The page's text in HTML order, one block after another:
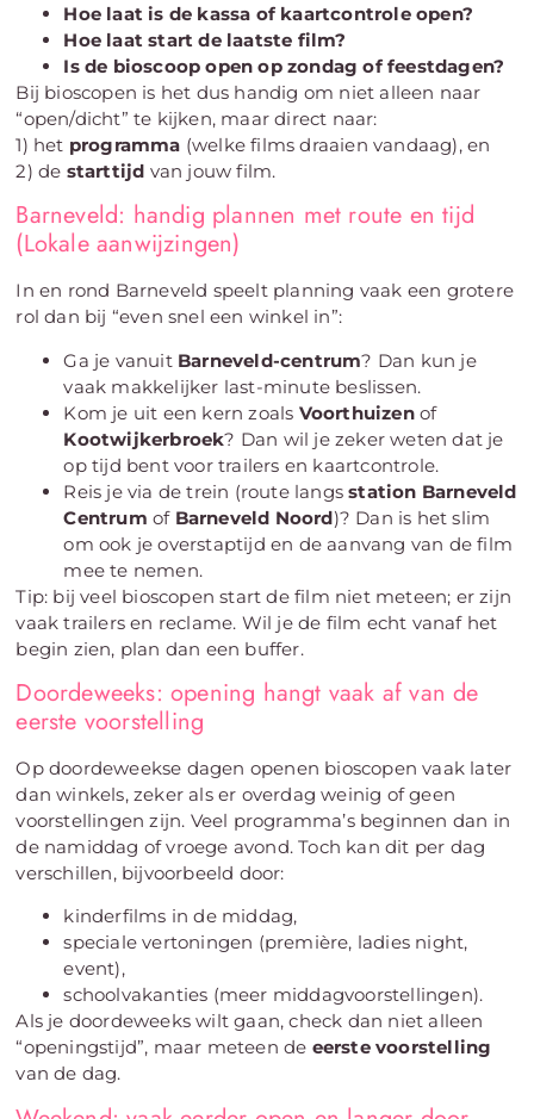
Hoe laat is de kassa of kaartcontrole open?
Hoe laat start de laatste film?
Is de bioscoop open op zondag of feestdagen?
Bij bioscopen is het dus handig om niet alleen naar
“open/dicht” te kijken, maar direct naar:
1) het programma (welke films draaien vandaag), en
2) de starttijd van jouw film.
Barneveld: handig plannen met route en tijd
(Lokale aanwijzingen)
In en rond Barneveld speelt planning vaak een grotere
rol dan bij “even snel een winkel in”:
Ga je vanuit Barneveld-centrum? Dan kun je
vaak makkelijker last-minute beslissen.
Kom je uit een kern zoals Voorthuizenof
Kootwijkerbroek? Dan wil je zeker weten dat je
op tijd bent voor trailers en kaartcontrole.
Reis je via de trein (route langsstation Barneveld
Centrum of Barneveld Noord)? Dan is het slim
om ook je overstaptijd en de aanvang van de film
mee te nemen.
Tip: bij veel bioscopen start de film niet meteen; er zijn
vaak trailers en reclame. Wil je de film echt vanaf het
begin zien, plan dan een buffer.
Doordeweeks: opening hangt vaak af van de
eerste voorstelling
Op doordeweekse dagen openen bioscopen vaak later
dan winkels, zeker als er overdag weinig of geen
voorstellingen zijn. Veel programma’s beginnen dan in
de namiddag of vroege avond. Toch kan dit per dag
verschillen, bijvoorbeeld door:
kinderfilms in de middag,
speciale vertoningen (première, ladies night,
event),
schoolvakanties (meer middagvoorstellingen).
Als je doordeweeks wilt gaan, check dan niet alleen
“openingstijd”, maar meteen de eerste voorstelling
van de dag.